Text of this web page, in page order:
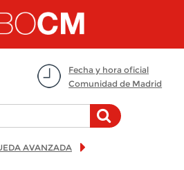
Fecha y hora oficial
Comunidad de Madrid
AVANZADA